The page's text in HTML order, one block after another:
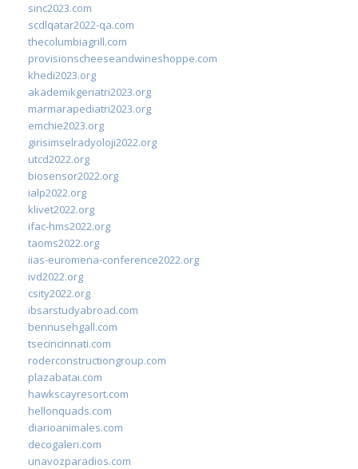
sinc2023.com
scdlqatar2022-qa.com
thecolumbiagrill.com
provisionscheeseandwineshoppe.com
khedi2023.org
akademikgeriatri2023.org
marmarapediatri2023.org
emchie2023.org
girisimselradyoloji2022.org
utcd2022.org
biosensor2022.org
ialp2022.org
klivet2022.org
ifac-hms2022.org
taoms2022.org
iias-euromena-conference2022.org
ivd2022.org
csity2022.org
ibsarstudyabroad.com
bennusehgall.com
tsecincinnati.com
roderconstructiongroup.com
plazabatai.com
hawkscayresort.com
hellonquads.com
diarioanimales.com
decogaleri.com
unavozparadios.com